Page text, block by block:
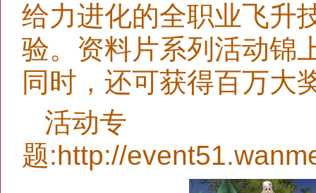
给力进化的全职业飞升
验。资料片系列活动锦
同时，还可获得百万大
活动专
题:http://